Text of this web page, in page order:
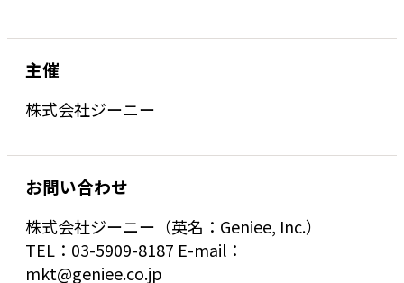
主催
株式会社ジーニー
お問い合わせ
株式会社ジーニー（英名：Geniee, Inc.）
TEL：03-5909-8187 E-mail：
mkt@geniee.co.jp